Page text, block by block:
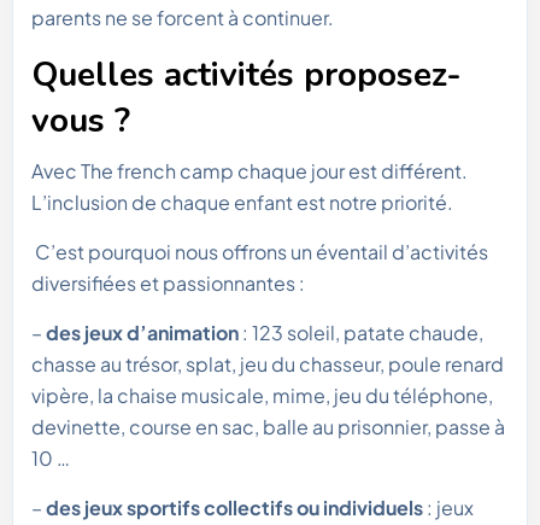
parents ne se forcent à continuer.
Quelles activités proposez-
vous ?
Avec The french camp chaque jour est différent.
L’inclusion de chaque enfant est notre priorité.
C’est pourquoi nous offrons un éventail d’activités
diversifiées et passionnantes :
–des jeux d’animation: 123 soleil, patate chaude,
chasse au trésor, splat, jeu du chasseur, poule renard
vipère, la chaise musicale, mime, jeu du téléphone,
devinette, course en sac, balle au prisonnier, passe à
10 …
–des jeux sportifs collectifs ou individuels: jeux